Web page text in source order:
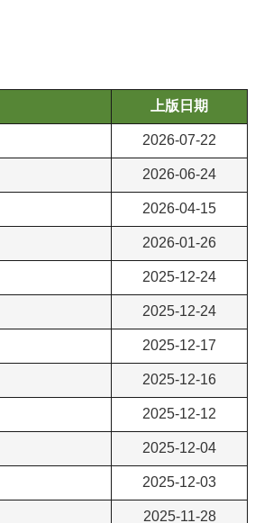
上版日期
2026-07-22
2026-06-24
2026-04-15
2026-01-26
2025-12-24
2025-12-24
2025-12-17
2025-12-16
2025-12-12
2025-12-04
2025-12-03
2025-11-28